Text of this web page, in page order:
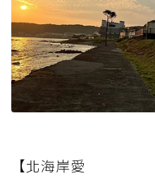
【北海岸愛